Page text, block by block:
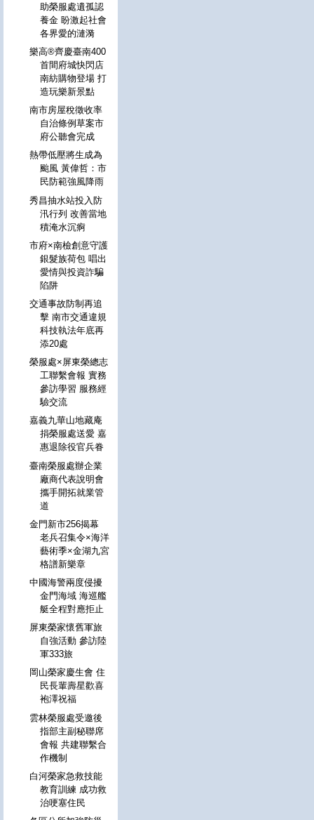
助榮服處遺孤認
養金 盼激起社會
各界愛的漣漪
樂高®齊慶臺南400
首間府城快閃店
南紡購物登場 打
造玩樂新景點
南市房屋稅徵收率
自治條例草案市
府公聽會完成
熱帶低壓將生成為
颱風 黃偉哲：市
民防範強風降雨
秀昌抽水站投入防
汛行列 改善當地
積淹水沉痾
市府×南檢創意守護
銀髮族荷包 唱出
愛情與投資詐騙
陷阱
交通事故防制再追
擊 南市交通違規
科技執法年底再
添20處
榮服處×屏東榮總志
工聯繫會報 實務
參訪學習 服務經
驗交流
嘉義九華山地藏庵
捐榮服處送愛 嘉
惠退除役官兵眷
臺南榮服處辦企業
廠商代表說明會
攜手開拓就業管
道
金門新市256揭幕
老兵召集令×海洋
藝術季×金湖九宮
格譜新樂章
中國海警兩度侵擾
金門海域 海巡艦
艇全程對應拒止
屏東榮家懷舊軍旅
自強活動 參訪陸
軍333旅
岡山榮家慶生會 住
民長輩壽星歡喜
袍澤祝福
雲林榮服處受邀後
指部主副秘聯席
會報 共建聯繫合
作機制
白河榮家急救技能
教育訓練 成功救
治哽塞住民